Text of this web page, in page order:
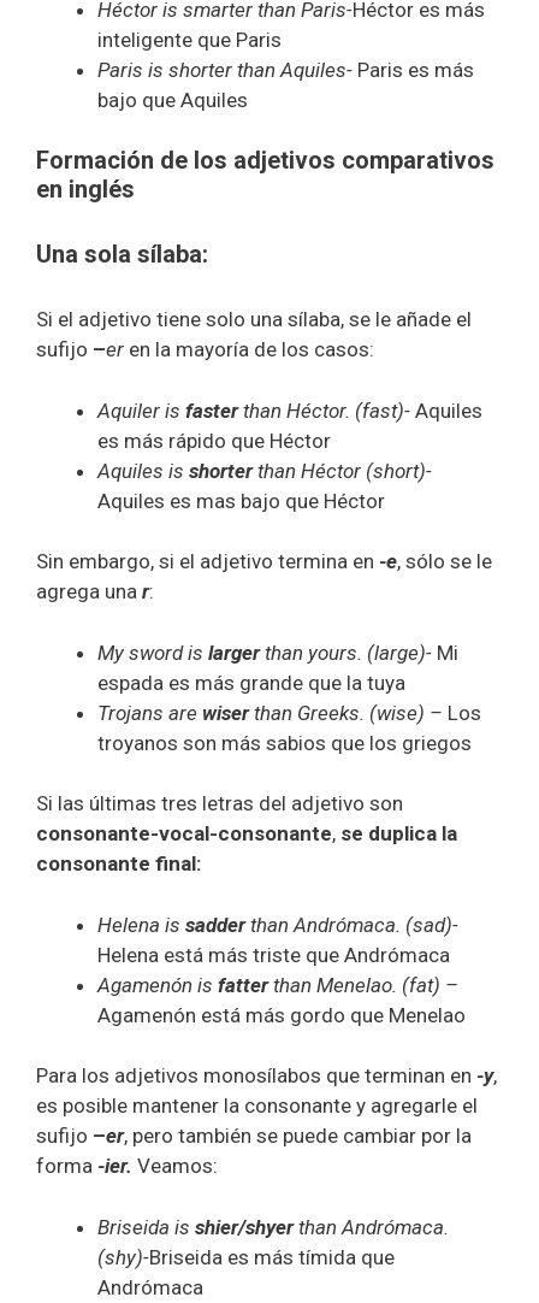
Héctor is smarter than Paris-Héctor es más
inteligente que Paris
Paris is shorter than Aquiles- Paris es más
bajo que Aquiles
Formación de los adjetivos comparativos
en inglés
Una sola sílaba:
Si el adjetivo tiene solo una sílaba, se le añade el
sufijo –er en la mayoría de los casos:
Aquiler is fasterthan Héctor. (fast)- Aquiles
es más rápido que Héctor
Aquiles is shorterthan Héctor (short)-
Aquiles es mas bajo que Héctor
Sin embargo, si el adjetivo termina en -e, sólo se le
agrega una r:
My sword is largerthan yours. (large)- Mi
espada es más grande que la tuya
Trojans are wiserthan Greeks. (wise) – Los
troyanos son más sabios que los griegos
Si las últimas tres letras del adjetivo son
consonante-vocal-consonante, se duplica la
consonante final:
Helena is sadderthan Andrómaca. (sad)-
Helena está más triste que Andrómaca
Agamenón is fatterthan Menelao. (fat) –
Agamenón está más gordo que Menelao
Para los adjetivos monosílabos que terminan en -y,
es posible mantener la consonante y agregarle el
sufijo –er, pero también se puede cambiar por la
forma -ier. Veamos:
Briseida is shier/shyerthan Andrómaca.
(shy)-Briseida es más tímida que
Andrómaca